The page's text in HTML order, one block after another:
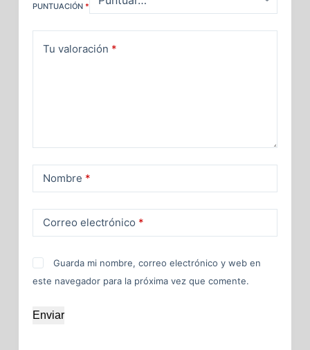
PUNTUACIÓN *
Tu valoración *
Nombre *
Correo electrónico *
Guarda mi nombre, correo electrónico y web en
este navegador para la próxima vez que comente.
Enviar